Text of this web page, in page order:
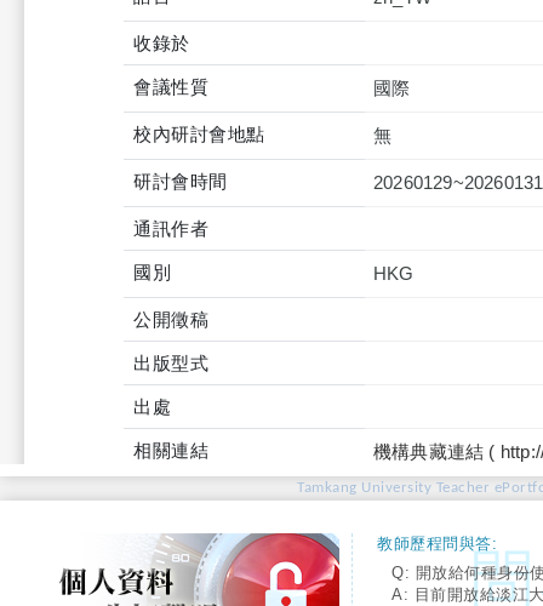
收錄於
會議性質 國際
校內研討會地點 無
研討會時間 20260129~20260131
通訊作者
國別 HKG
公開徵稿
出版型式
出處
相關連結 機構典藏連結 (
Tamkang University Teacher
教師歷程問與答:
Q: 開放給何種身份
A: 目前開放給淡江